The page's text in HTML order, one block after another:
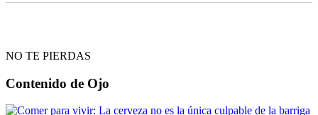
NO TE PIERDAS
Contenido de Ojo